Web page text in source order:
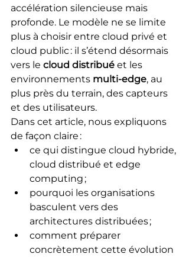
accélération silencieuse mais
profonde. Le modèle ne se limite
plus à choisir entre cloud privé et
cloud public : il s’étend désormais
vers le cloud distribué et les
environnements multi‑edge, au
plus près du terrain, des capteurs
et des utilisateurs.
Dans cet article, nous expliquons
de façon claire :
ce qui distingue cloud hybride,
cloud distribué et edge
computing ;
pourquoi les organisations
basculent vers des
architectures distribuées ;
comment préparer
concrètement cette évolution